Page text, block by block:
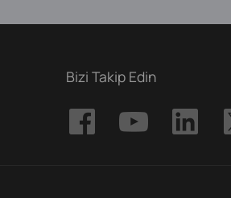
Bizi Takip Edin